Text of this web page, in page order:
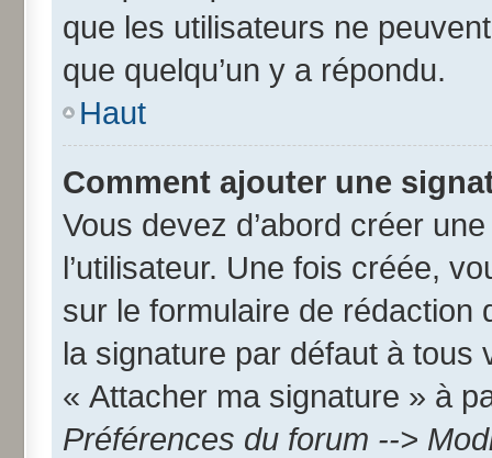
que les utilisateurs ne
que quelqu’un y a répondu.
Haut
Comment ajouter une
Vous devez d’abord créer
l’utilisateur. Une fois créée,
sur le formulaire de rédaction
la signature par défaut à tous
« Attacher ma signature » à
Préférences du forum -->